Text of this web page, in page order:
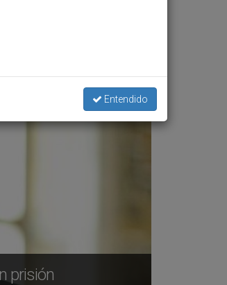
prisión
Entendido